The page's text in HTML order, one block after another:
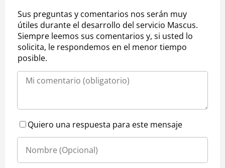
Sus preguntas y comentarios nos serán muy
útiles durante el desarrollo del servicio Mascus.
Siempre leemos sus comentarios y, si usted lo
solicita, le respondemos en el menor tiempo
posible.
Quiero una respuesta para este mensaje